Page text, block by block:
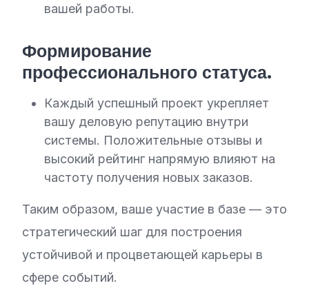
вашей работы.
Формирование
профессионального статуса.
Каждый успешный проект укрепляет
вашу деловую репутацию внутри
системы. Положительные отзывы и
высокий рейтинг напрямую влияют на
частоту получения новых заказов.
Таким образом, ваше участие в базе — это
стратегический шаг для построения
устойчивой и процветающей карьеры в
сфере событий.